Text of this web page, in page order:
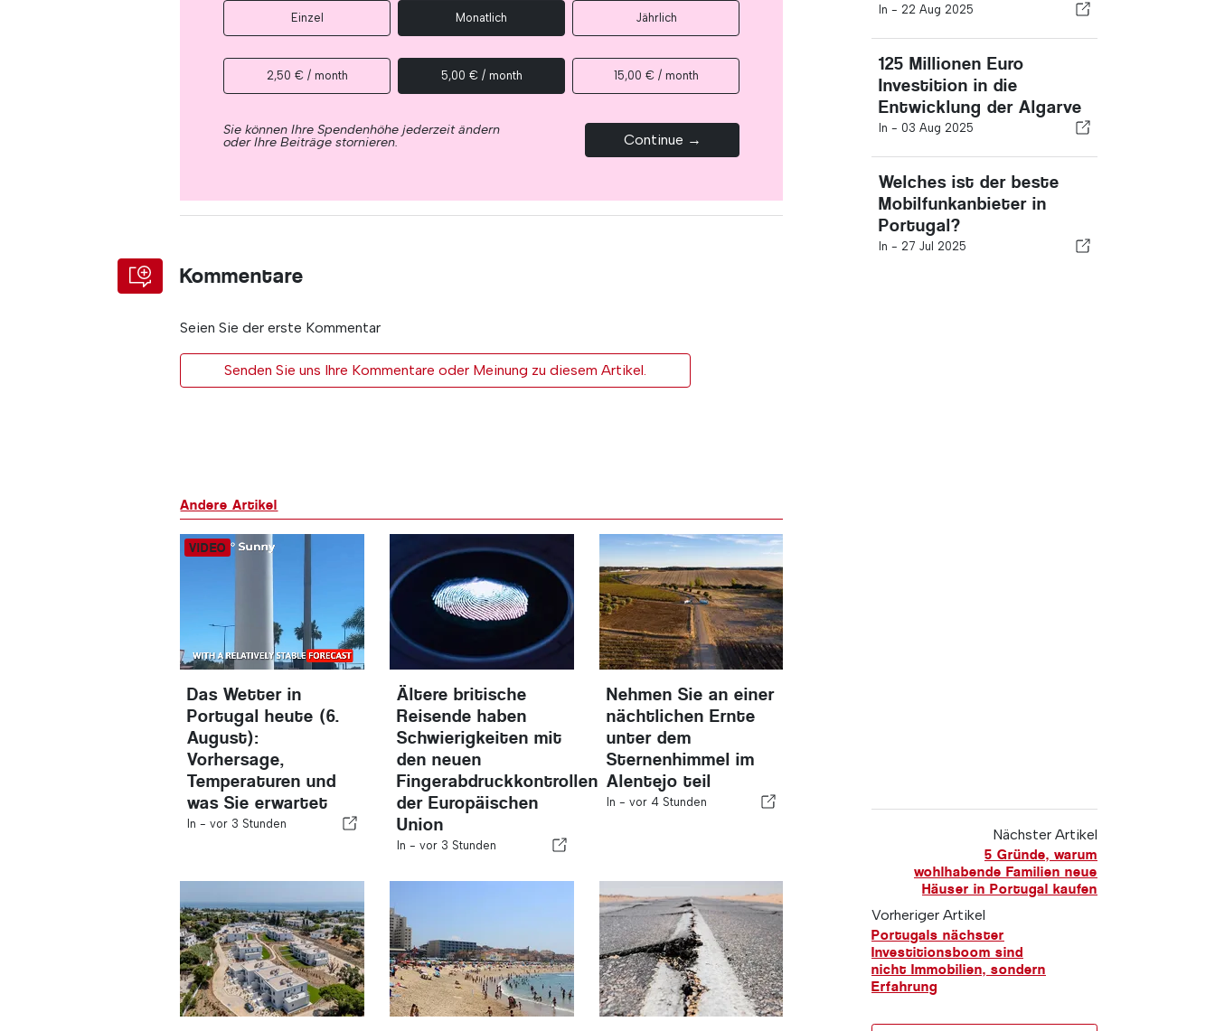
Einzel Monatlich Jährlich
2,50 € / month 5,00 € / month 15,00 € / month
Sie können Ihre Spendenhöhe jederzeit ändern
oder Ihre Beiträge stornieren. Continue →
Kommentare
Seien Sie der erste Kommentar
Senden Sie uns Ihre Kommentare oder Meinung zu diesem Artikel.
In - 22 Aug 2025
125 Millionen Euro
Investition in die
Entwicklung der Algarve
In - 03 Aug 2025
Welches ist der beste
Mobilfunkanbieter in
Portugal?
In - 27 Jul 2025
Andere Artikel
Das Wetter in
Portugal heute (6.
August):
Vorhersage,
Temperaturen und
was Sie erwartet
In -vor 3 Stunden
Ältere britische
Reisende haben
Schwierigkeiten mit
den neuen
Fingerabdruckkontrollen
der Europäischen
Union
In -vor 3 Stunden
Nehmen Sie an einer
nächtlichen Ernte
unter dem
Sternenhimmel im
Alentejo teil
In - vor 4 Stunden
Nächster Artikel
5 Gründe, warum
wohlhabende Familien neue
Häuser in Portugal kaufen
Vorheriger Artikel
Portugals nächster
Investitionsboom sind
nicht Immobilien, sondern
Erfahrung